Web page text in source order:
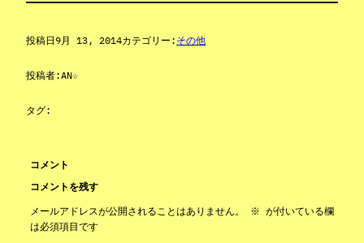
投稿日9月 13, 2014カテゴリー: その他
投稿者:AN☆
タグ:
コメント
コメントを残す
メールアドレスが公開されることはありません。
※ が付いている欄
は必須項目です